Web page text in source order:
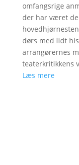
omfangsrige
der har været
dørs med lidt
arrangørernes
teaterkritikkens
Læs mere